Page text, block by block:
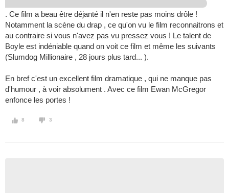
. Ce film a beau être déjanté il n'en reste pas moins drôle !
Notamment la scène du drap , ce qu'on vu le film reconnaitrons et
au contraire si vous n'avez pas vu pressez vous ! Le talent de
Boyle est indéniable quand on voit ce film et même les suivants
(Slumdog Millionaire , 28 jours plus tard... ).
En bref c'est un excellent film dramatique , qui ne manque pas
d'humour , à voir absolument . Avec ce film Ewan McGregor
enfonce les portes !
8 3